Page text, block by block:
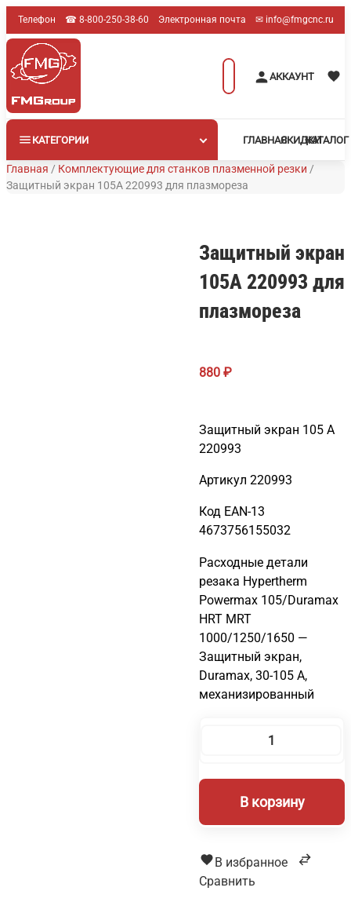
Перейти
к
содержимому
Телефон ☎︎ 8-800-250-38-60 Электронная почта ✉︎ info@fmgcnc.ru
Поиск
товаров
АККАУНТ
КАТЕГОРИИ ГЛАВНАЯ КАТАЛОГ
СКИДКИ
Главная / Комплектующие для станков плазменной резки /
Защитный экран 105А 220993 для плазмореза
Защитный экран
105А 220993 для
плазмореза
880 ₽
Защитный экран 105 А
220993
Артикул 220993
Код EAN-13
4673756155032
Расходные детали
резака Hypertherm
Powermax 105/Duramax
HRT MRT
1000/1250/1650 —
Защитный экран,
Duramax, 30-105 A,
механизированный
Защитный
105А
для
плазмореза
В корзину
В избранное
Сравнить